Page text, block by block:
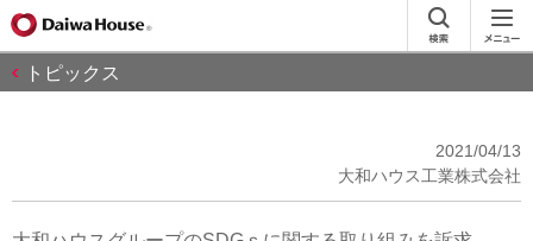
トピックス
2021/04/13
大和ハウス工業株式会社